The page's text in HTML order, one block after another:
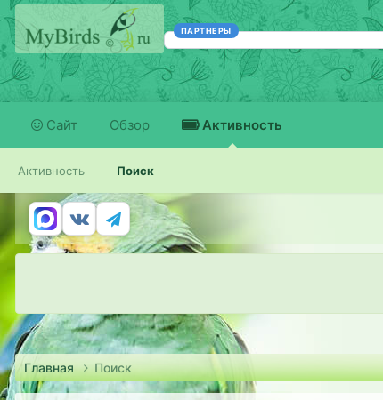
ПАРТНЕРЫ
Сайт Обзор Активность
Активность Поиск
Главная Поиск